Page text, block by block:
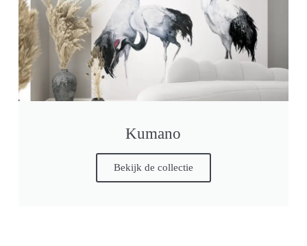
Kumano
Bekijk de collectie